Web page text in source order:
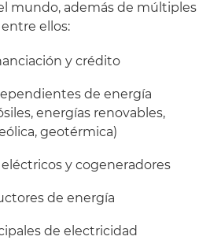
mundo, además de múltiples
ellos:
y crédito
de energía
energías renovables,
geotérmica)
y cogeneradores
de energía
de electricidad